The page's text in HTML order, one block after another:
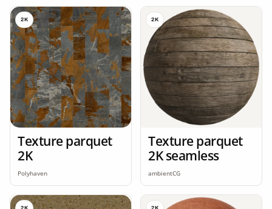
2K
Texture parquet
2K
Polyhaven
2K
Texture parquet
2K seamless
ambientCG
2K 2K